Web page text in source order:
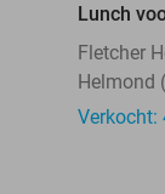
Lunch
Fletcher
Helmond
Verkocht: